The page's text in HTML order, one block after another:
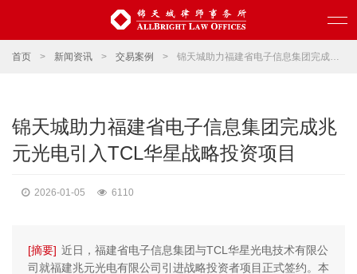
首页 > 新闻资讯 > 交易案例 > 锦天城助力福建省电子信息集团完成兆元光电引入TCL华星战略投资项目
锦天城助力福建省电子信息集团完成兆
元光电引入TCL华星战略投资项目
2026-01-05 6110
[摘要] 近日，福建省电子信息集团与TCL华星光电技术有限公
司就福建兆元光电有限公司引进战略投资者项目正式签约。本